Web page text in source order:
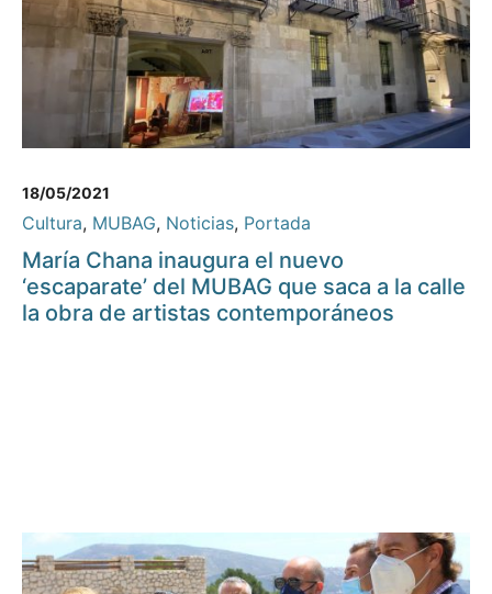
18/05/2021
Cultura, MUBAG, Noticias, Portada
María Chana inaugura el nuevo
‘escaparate’ del MUBAG que saca a la calle
la obra de artistas contemporáneos